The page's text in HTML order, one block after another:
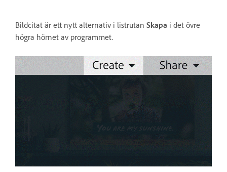
Bildcitat är ett nytt alternativ i listrutan Skapa i det övre
högra hörnet av programmet.